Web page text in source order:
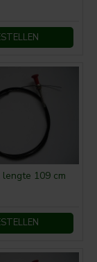
109 cm